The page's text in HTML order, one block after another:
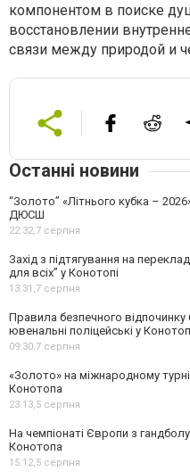
компонентом в поиске
восстановлении
связи между природой и
Останні новини
“Золото” «Літнього кубка –
ДЮСШ
22:32,7 серпня
Захід з підтягування на
для всіх” у Конотопі
13:31,7 серпня
Правила безпечного відпочинку
ювенальні поліцейські у
09:30,7 серпня
«Золото» на міжнародному
Конотопа
23:13,5 серпня
На чемпіонаті Європи з
Конотопа
15:12,5 серпня